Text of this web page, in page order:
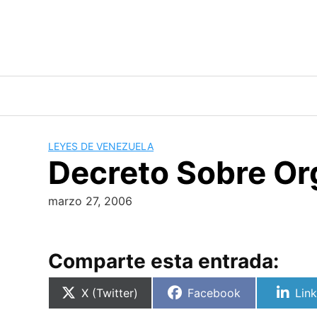
LEYES DE VENEZUELA
Decreto Sobre
marzo 27, 2006
Comparte esta entrada:
Compartir
X (Twitter)
Compartir
Facebook